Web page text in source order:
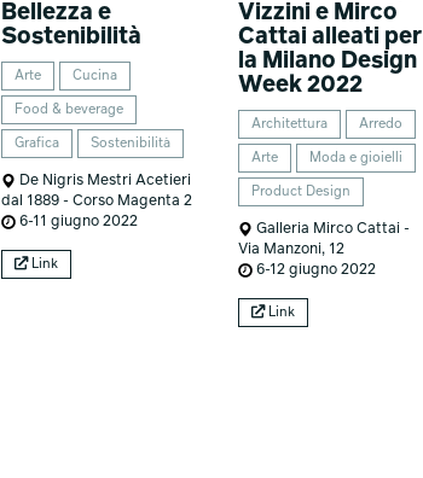
Bellezza e
Sostenibilità
Arte Cucina
Food & beverage
Grafica Sostenibilità
De Nigris Mestri Acetieri
dal 1889 - Corso Magenta 2
6-11 giugno 2022
Link
Vizzini e Mirco
Cattai alleati per
la Milano Design
Week 2022
Architettura Arredo
Arte Moda e gioielli
Product Design
Galleria Mirco Cattai -
Via Manzoni, 12
6-12 giugno 2022
Link